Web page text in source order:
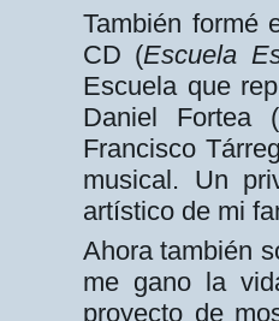
También formé
CD (Escuela
Escuela que
Daniel Fortea
Francisco
musical. Un
artístico de mi
Ahora también
me gano la
proyecto de